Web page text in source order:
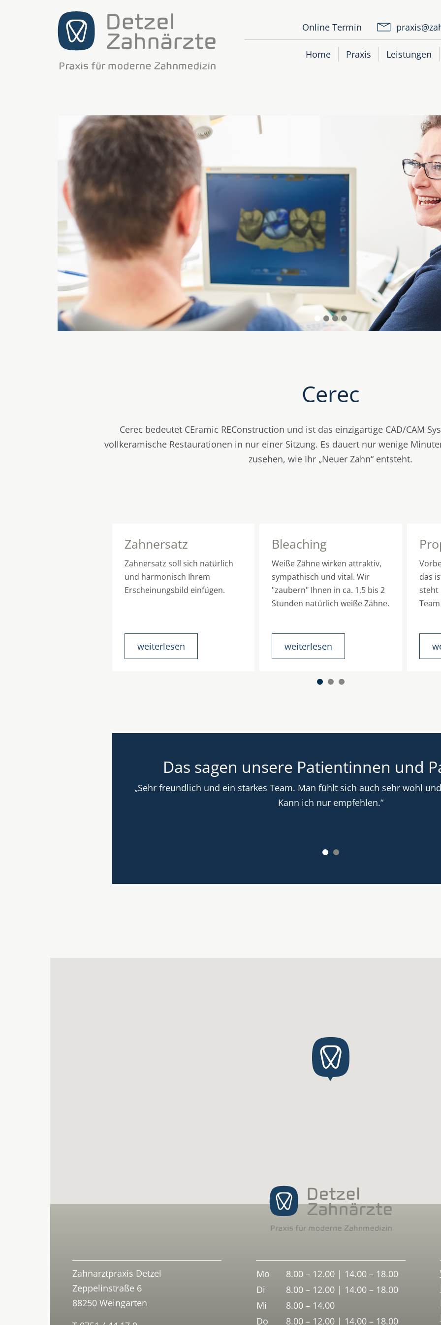
Online Termin
Home Praxis Leistungen
Cerec
Cerec bedeutet CEramic REConstruction und ist das einzigartige CAD/CAM
vollkeramische Restaurationen in nur einer Sitzung. Es dauert nur wenige
zusehen, wie Ihr „Neuer Zahn“ entsteht.
Zahnersatz
Zahnersatz soll sich natürlich
und harmonisch Ihrem
Erscheinungsbild einfügen.
weiterlesen
Bleaching
Weiße Zähne wirken attraktiv,
sympathisch und vital. Wir
"zaubern" Ihnen in ca. 1,5 bis 2
Stunden natürlich weiße Zähne.
weiterlesen
das
steht
Das sagen unsere Patientinnen und
„Sehr freundlich und ein starkes Team. Man fühlt sich auch sehr wohl
Kann ich nur empfehlen.“
Zahnarztpraxis Detzel
Zeppelinstraße 6
88250 Weingarten
Mo
8.00 – 12.00 | 14.00 – 18.00
Di
8.00 – 12.00 | 14.00 – 18.00
Mi
8.00 – 14.00
Do
8.00 – 12.00 | 14.00 – 18.00